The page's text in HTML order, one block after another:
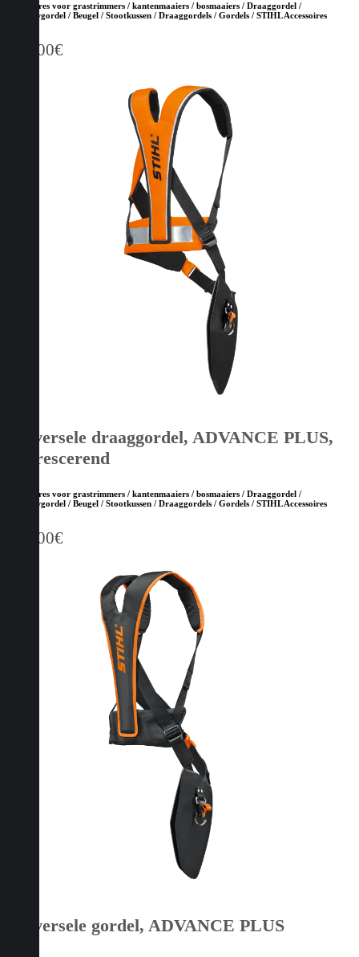
Accessoires voor grastrimmers / kantenmaaiers / bosmaaiers / Draaggordel /
Bosbouwgordel / Beugel / Stootkussen / Draaggordels / Gordels / STIHL Accessoires
181,00€
Universele draaggordel, ADVANCE PLUS,
fluorescerend
Accessoires voor grastrimmers / kantenmaaiers / bosmaaiers / Draaggordel /
Bosbouwgordel / Beugel / Stootkussen / Draaggordels / Gordels / STIHL Accessoires
112,00€
Universele gordel, ADVANCE PLUS